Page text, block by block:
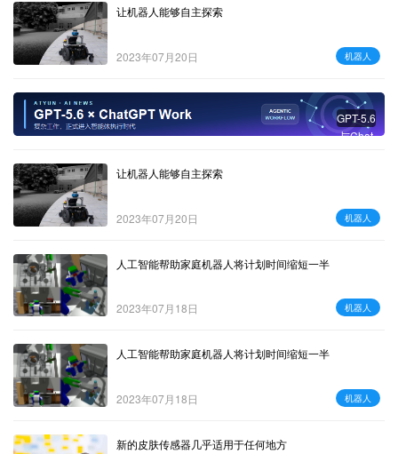
让机器人能够自主探索
2023年07月20日 机器人
GPT-5.6
与Chat
进入智
能体时
让机器人能够自主探索
2023年07月20日 机器人
人工智能帮助家庭机器人将计划时间缩短一半
2023年07月18日 机器人
人工智能帮助家庭机器人将计划时间缩短一半
2023年07月18日 机器人
新的皮肤传感器几乎适用于任何地方